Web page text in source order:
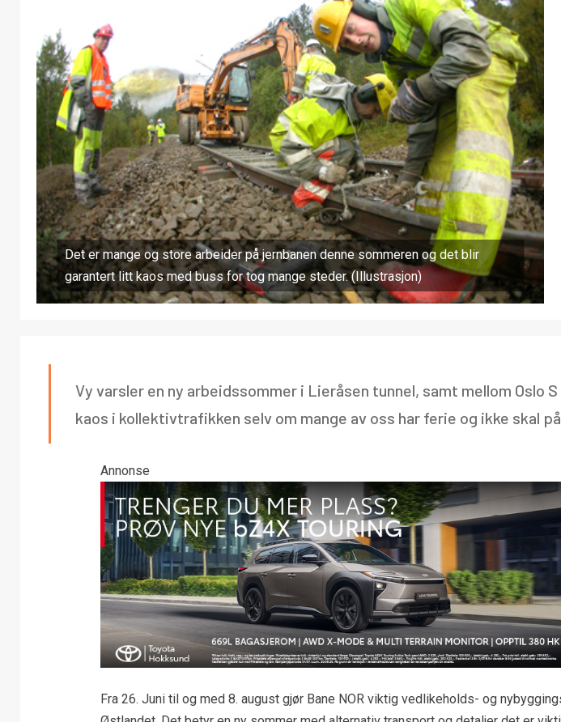
Det er mange og store arbeider på jernbanen denne sommeren og det blir
garantert litt kaos med buss for tog mange steder. (Illustrasjon)
Vy varsler en ny arbeidssommer i Lieråsen tunnel, samt mellom Oslo
kaos i kollektivtrafikken selv om mange av oss har ferie og ikke skal
Annonse
Fra 26. Juni til og med 8. august gjør Bane NOR viktig vedlikeholds- og